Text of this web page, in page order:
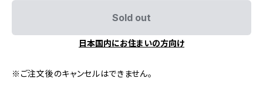
Sold out
日本国内にお住まいの方向け
※ご注文後のキャンセルはできません。